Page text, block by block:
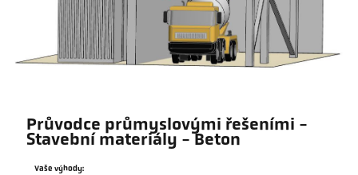
Průvodce průmyslovými řešeními -
Stavební materiály - Beton
Vaše výhody: